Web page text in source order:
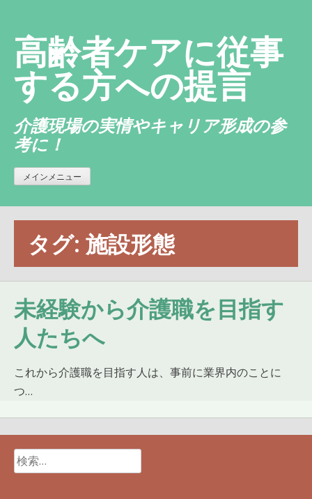
高齢者ケアに従事
する方への提言
介護現場の実情やキャリア形成の参
考に！
メインメニュー
タグ: 施設形態
未経験から介護職を目指す
人たちへ
これから介護職を目指す人は、事前に業界内のことに
つ…
検
索: